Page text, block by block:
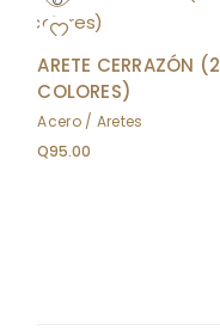
ARETE CERRAZÓN (2
COLORES)
Acero
Aretes
Q95.00